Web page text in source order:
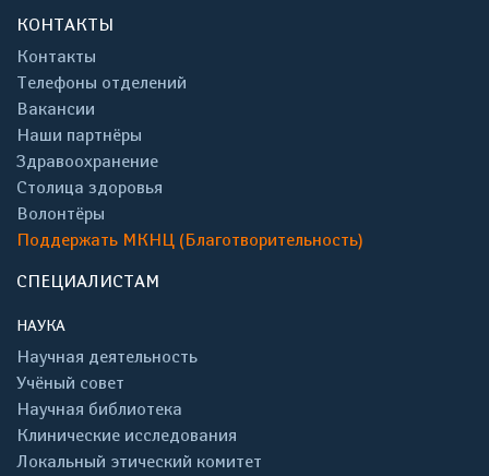
КОНТАКТЫ
Контакты
Телефоны отделений
Вакансии
Наши партнёры
Здравоохранение
Столица здоровья
Волонтёры
Поддержать МКНЦ (Благотворительность)
СПЕЦИАЛИСТАМ
НАУКА
Научная деятельность
Учёный совет
Научная библиотека
Клинические исследования
Локальный этический комитет